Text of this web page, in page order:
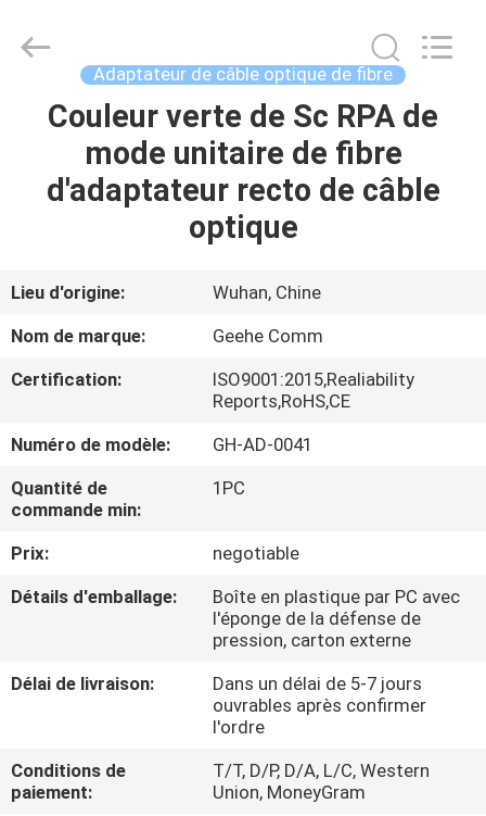
MAISON
PRODUITS
SUJET
DE
NOUS
VISITE
D'USINE
CONTRÔLE
QUALITÉ
CONTACTEZ-
NOUVELLES
Optical
Communication
Developed
Adaptateur de câble optique de fibre
Couleur verte de Sc RPA de
mode unitaire de fibre
d'adaptateur recto de câble
optique
Lieu d'origine:
Wuhan, Chine
Nom de marque:
Geehe Comm
Certification:
ISO9001:2015,Realiability
Reports,RoHS,CE
Numéro de modèle:
GH-AD-0041
Quantité de
commande min:
1PC
Prix:
negotiable
Détails d'emballage:
Boîte en plastique par PC avec
l'éponge de la défense de
pression, carton externe
Délai de livraison:
Dans un délai de 5-7 jours
ouvrables après confirmer
l'ordre
Conditions de
paiement:
T/T, D/P, D/A, L/C, Western
Union, MoneyGram